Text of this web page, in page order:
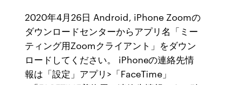
2020年4月26日 Android, iPhone Zoomの
ダウンロードセンターからアプリ名「ミー
ティング用Zoomクライアント」をダウン
ロードしてください。 iPhoneの連絡先情
報は「設定」アプリ>「FaceTime」